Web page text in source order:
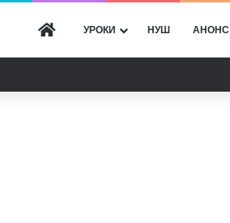
ГОЛОВНА
УРОКИ НУШ АНОНС